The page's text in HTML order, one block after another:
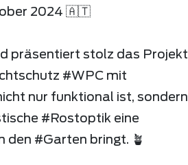
2024 🇦🇹
präsentiert stolz das Projekt
#WPC mit
nur funktional ist, sondern
#Rostoptik eine
den #Garten bringt. 🪴